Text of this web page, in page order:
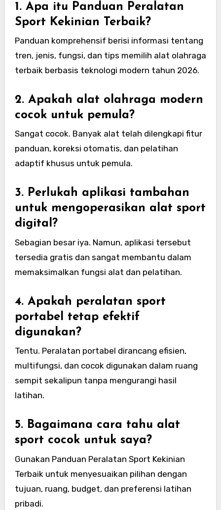
1. Apa itu Panduan Peralatan
Sport Kekinian Terbaik?
Panduan komprehensif berisi informasi tentang
tren, jenis, fungsi, dan tips memilih alat olahraga
terbaik berbasis teknologi modern tahun 2026.
2. Apakah alat olahraga modern
cocok untuk pemula?
Sangat cocok. Banyak alat telah dilengkapi fitur
panduan, koreksi otomatis, dan pelatihan
adaptif khusus untuk pemula.
3. Perlukah aplikasi tambahan
untuk mengoperasikan alat sport
digital?
Sebagian besar iya. Namun, aplikasi tersebut
tersedia gratis dan sangat membantu dalam
memaksimalkan fungsi alat dan pelatihan.
4. Apakah peralatan sport
portabel tetap efektif
digunakan?
Tentu. Peralatan portabel dirancang efisien,
multifungsi, dan cocok digunakan dalam ruang
sempit sekalipun tanpa mengurangi hasil
latihan.
5. Bagaimana cara tahu alat
sport cocok untuk saya?
Gunakan Panduan Peralatan Sport Kekinian
Terbaik untuk menyesuaikan pilihan dengan
tujuan, ruang, budget, dan preferensi latihan
pribadi.